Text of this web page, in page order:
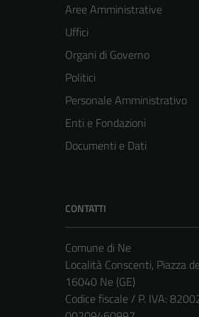
Aree Amministrative
Uffici
Organi di Governo
Politici
Personale Amministrativo
Enti e Fondazioni
Documenti e Dati
CONTATTI
Comune di Ne
Località Conscenti, Piazza
16040 Ne (GE)
Codice fiscale / P. IVA: